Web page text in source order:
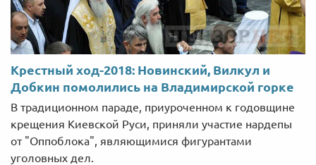
Крестный ход-2018: Новинский, Вилкул и
Добкин помолились на Владимирской горке
В традиционном параде, приуроченном к годовщине
крещения Киевской Руси, приняли участие нардепы
от "Оппоблока", являющимися фигурантами
уголовных дел.